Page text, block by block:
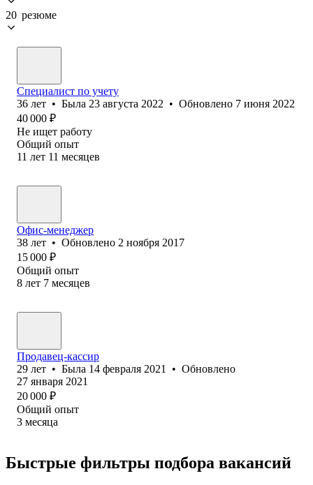
20 резюме
Специалист по учету
36 лет • Была 23 августа 2022 • Обновлено 7 июня 2022
40 000 ₽
Не ищет работу
Общий опыт
11 лет 11 месяцев
Офис-менеджер
38 лет • Обновлено 2 ноября 2017
15 000 ₽
Общий опыт
8 лет 7 месяцев
Продавец-кассир
29 лет • Была 14 февраля 2021 • Обновлено
27 января 2021
20 000 ₽
Общий опыт
3 месяца
Быстрые фильтры подбора вакансий